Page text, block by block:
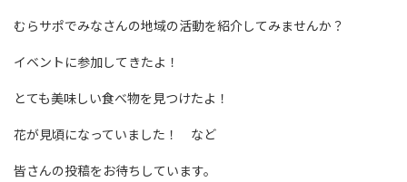
むらサポでみなさんの地域の活動を紹介してみませんか？
イベントに参加してきたよ！
とても美味しい食べ物を見つけたよ！
花が見頃になっていました！ など
皆さんの投稿をお待ちしています。